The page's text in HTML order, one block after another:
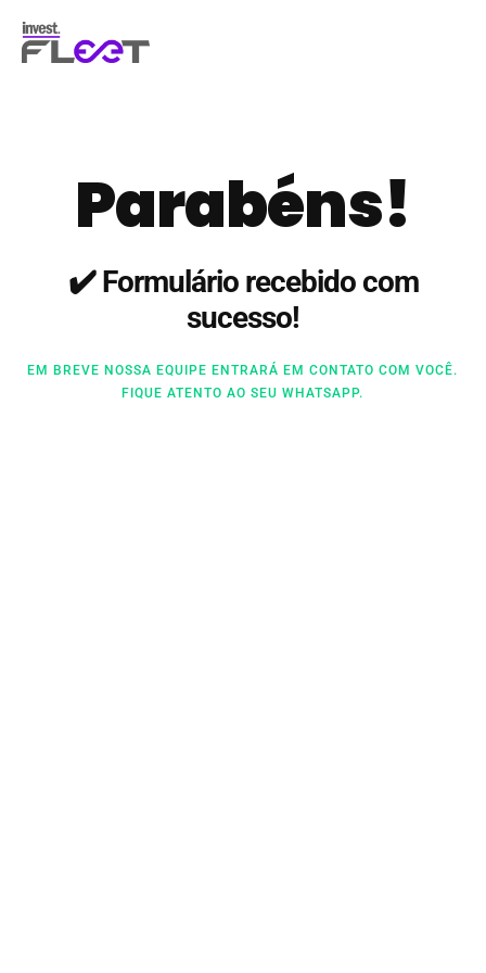
Parabéns!
✔️ Formulário recebido com
sucesso!
EM BREVE NOSSA EQUIPE ENTRARÁ EM CONTATO COM VOCÊ.
FIQUE ATENTO AO SEU WHATSAPP.